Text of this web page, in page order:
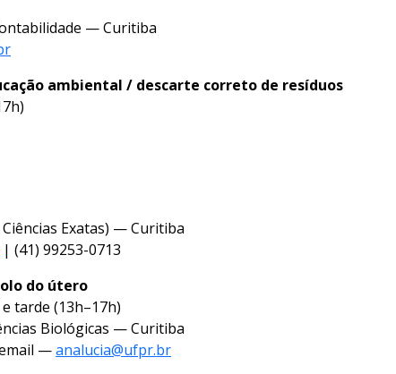
— Curitiba
ambiental / descarte correto de resíduos
Exatas) — Curitiba
| (41) 99253-0713
do útero
tarde (13h–17h)
Biológicas — Curitiba
—analucia@ufpr.br